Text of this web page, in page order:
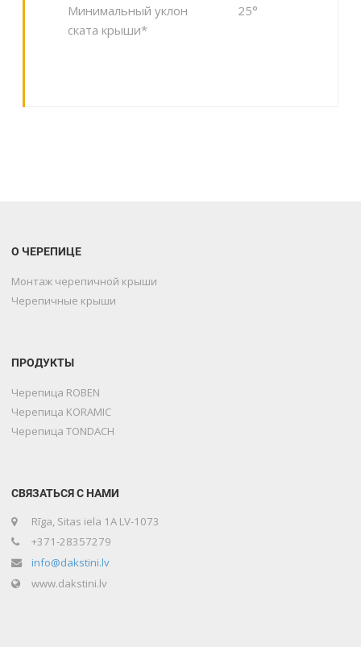
Минимальный уклон
ската крыши*
25°
О ЧЕРЕПИЦЕ
Монтаж черепичной крыши
Черепичные крыши
ПРОДУКТЫ
Черепица ROBEN
Черепица KORAMIC
Черепица TONDACH
СВЯЗАТЬСЯ С НАМИ
Rīga, Sitas iela 1A LV-1073
+371-28357279
info@dakstini.lv
www.dakstini.lv